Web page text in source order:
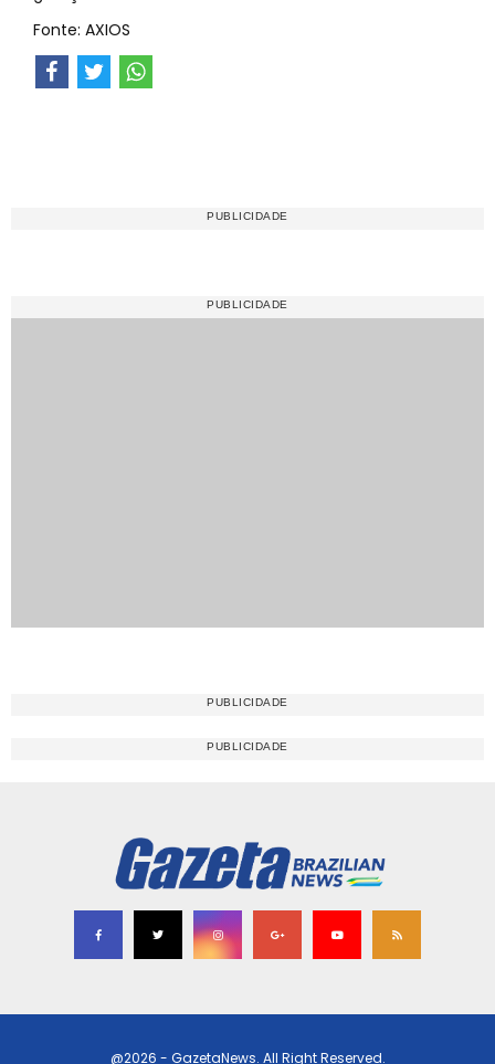
Fonte: AXIOS
@2026 - GazetaNews. All Right Reserved.